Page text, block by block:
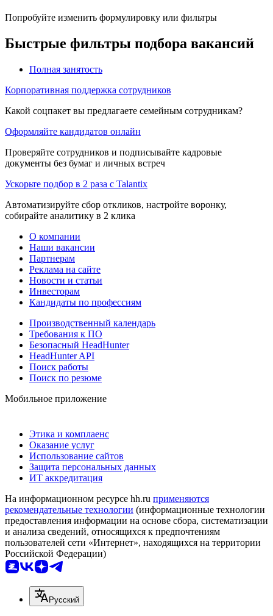
Попробуйте изменить формулировку или фильтры
Быстрые фильтры подбора вакансий
Полная занятость
Корпоративная поддержка сотрудников
Какой соцпакет вы предлагаете семейным сотрудникам?
Оформляйте кандидатов онлайн
Проверяйте сотрудников и подписывайте кадровые
документы без бумаг и личных встреч
Ускорьте подбор в 2 раза с Talantix
Автоматизируйте сбор откликов, настройте воронку,
собирайте аналитику в 2 клика
О компании
Наши вакансии
Партнерам
Реклама на сайте
Новости и статьи
Инвесторам
Кандидаты по профессиям
Производственный календарь
Требования к ПО
Безопасный HeadHunter
HeadHunter API
Поиск работы
Поиск по резюме
Мобильное приложение
Этика и комплаенс
Оказание услуг
Использование сайтов
Защита персональных данных
ИТ аккредитация
На информационном ресурсе hh.ru применяются
рекомендательные технологии (информационные технологии
предоставления информации на основе сбора, систематизации
и анализа сведений, относящихся к предпочтениям
пользователей сети «Интернет», находящихся на территории
Российской Федерации)
Русский